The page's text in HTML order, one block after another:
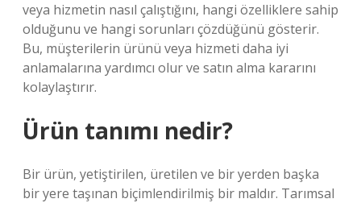
veya hizmetin nasıl çalıştığını, hangi özelliklere sahip
olduğunu ve hangi sorunları çözdüğünü gösterir.
Bu, müşterilerin ürünü veya hizmeti daha iyi
anlamalarına yardımcı olur ve satın alma kararını
kolaylaştırır.
Ürün tanımı nedir?
Bir ürün, yetiştirilen, üretilen ve bir yerden başka
bir yere taşınan biçimlendirilmiş bir maldır. Tarımsal